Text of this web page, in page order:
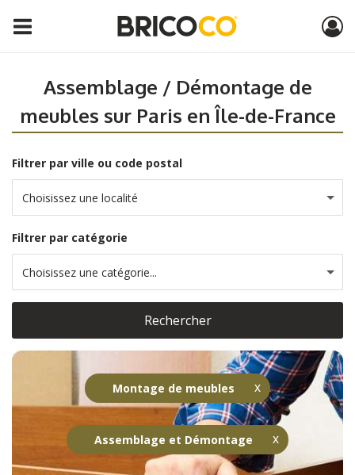
Montage de meubles
Assemblage et Démontage
Assemblage / Démontage de
meubles sur Paris en Île-de-France
Filtrer par ville ou code postal
Choisissez une localité
Filtrer par catégorie
Choisissez une catégorie...
Rechercher